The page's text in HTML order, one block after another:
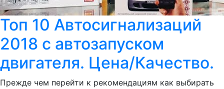
Топ 10 Автосигнализаций
2018 с автозапуском
двигателя. Цена/Качество.
Прежде чем перейти к рекомендациям как выбирать